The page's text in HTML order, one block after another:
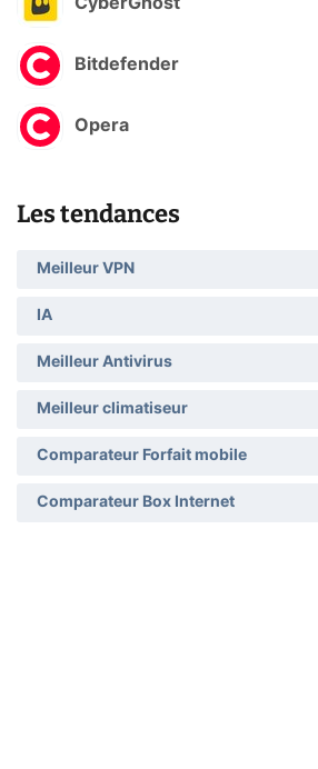
CyberGhost
Bitdefender
Opera
Les tendances
Meilleur VPN
IA
Meilleur Antivirus
Meilleur climatiseur
Comparateur Forfait mobile
Comparateur Box Internet